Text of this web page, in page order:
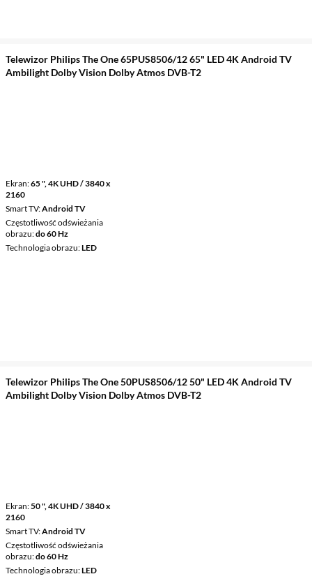
Telewizor Philips The One 65PUS8506/12 65" LED 4K Android TV
Ambilight Dolby Vision Dolby Atmos DVB-T2
Ekran 65 ", 4K UHD / 3840 x
2160
Smart TV Android TV
Częstotliwość odświeżania
obrazu do 60 Hz
Technologia obrazu LED
Telewizor Philips The One 50PUS8506/12 50" LED 4K Android TV
Ambilight Dolby Vision Dolby Atmos DVB-T2
Ekran 50 ", 4K UHD / 3840 x
2160
Smart TV Android TV
Częstotliwość odświeżania
obrazu do 60 Hz
Technologia obrazu LED